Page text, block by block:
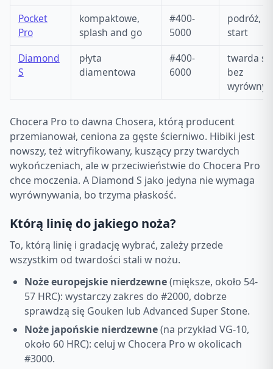
Pocket
Pro
kompaktowe,
splash and go
#400-
5000
podróż,
start
Diamond
S
płyta
diamentowa
#400-
6000
twarda
bez
Chocera Pro to dawna Chosera, którą producent
przemianował, ceniona za gęste ścierniwo. Hibiki jest
nowszy, też witryfikowany, kuszący przy twardych
wykończeniach, ale w przeciwieństwie do Chocera Pro
chce moczenia. A Diamond S jako jedyna nie wymaga
wyrównywania, bo trzyma płaskość.
Którą linię do jakiego noża?
To, którą linię i gradację wybrać, zależy przede
wszystkim od twardości stali w nożu.
Noże europejskie nierdzewne(miększe, około 54-
57 HRC): wystarczy zakres do #2000, dobrze
sprawdzą się Gouken lub Advanced Super Stone.
Noże japońskie nierdzewne(na przykład VG-10,
około 60 HRC): celuj w Chocera Pro w okolicach
#3000.